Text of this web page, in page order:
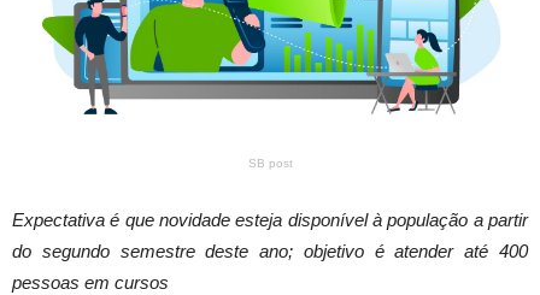
SB post
Expectativa é que novidade esteja disponível à população a partir
do segundo semestre deste ano; objetivo é atender até 400
pessoas em cursos